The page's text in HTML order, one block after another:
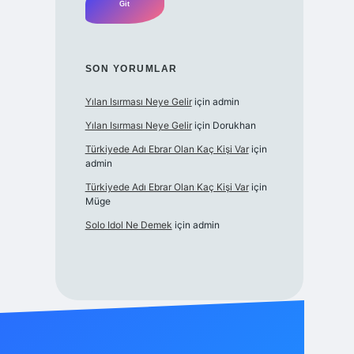
SON YORUMLAR
Yılan Isırması Neye Geliriçin admin
Yılan Isırması Neye Geliriçin Dorukhan
Türkiyede Adı Ebrar Olan Kaç Kişi Variçin
admin
Türkiyede Adı Ebrar Olan Kaç Kişi Variçin
Müge
Solo Idol Ne Demek için admin